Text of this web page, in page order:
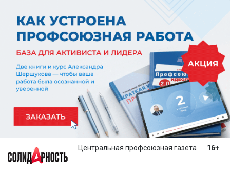
Центральная профсоюзная газета 16+